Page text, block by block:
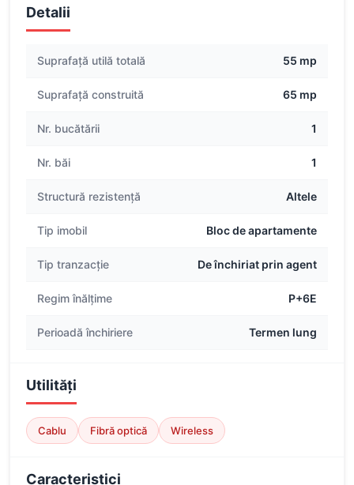
Detalii
Suprafață utilă totală 55 mp
Suprafață construită 65 mp
Nr. bucătării 1
Nr. băi 1
Structură rezistență Altele
Tip imobil Bloc de apartamente
Tip tranzacție De închiriat prin agent
Regim înălțime P+6E
Perioadă închiriere Termen lung
Utilități
Cablu Fibră optică Wireless
Caracteristici